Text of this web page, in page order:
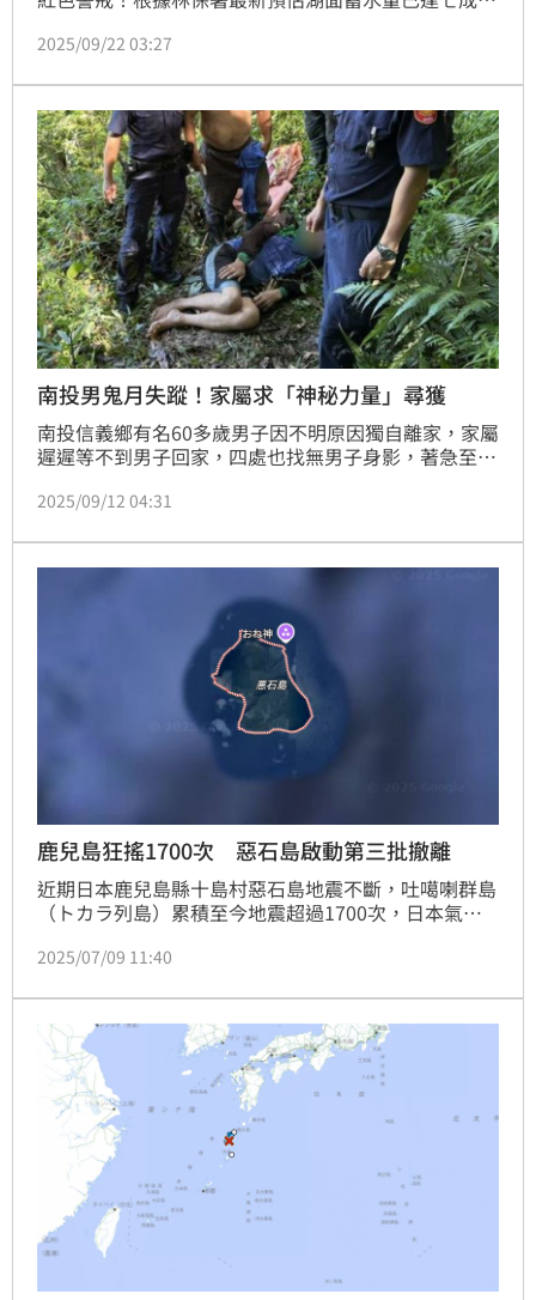
通知撤村，光復、萬榮與鳳林三鄉鎮共計1800戶約六
2025/09/22 03:27
南投男鬼月失蹤！家屬求「神秘力量」尋獲
南投信義鄉有名60多歲男子因不明原因獨自離家，家屬
遲遲等不到男子回家，四處也找無男子身影，著急至派
家屬最終只好依循部落傳統，向祖靈祈求能儘速找回男
地旁山溝處尋獲男子，但男子已多日未進食、身體相當
虛弱，將其送醫救治後已無大礙。
2025/09/12 04:31
鹿兒島狂搖1700次 惡石島啟動第三批撤離
近期日本鹿兒島縣十島村惡石島地震不斷，吐噶喇群島
（トカラ列島）累積至今地震超過1700次，日本氣象
動撤離，前後撤離了島上共59人，預計今（9）日完成
2025/07/09 11:40